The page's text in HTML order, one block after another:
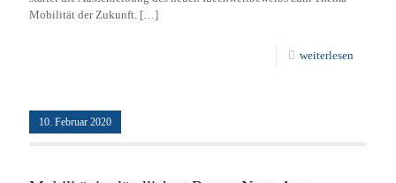
Mobilität der Zukunft. […]
weiterlesen
10. Februar 2020